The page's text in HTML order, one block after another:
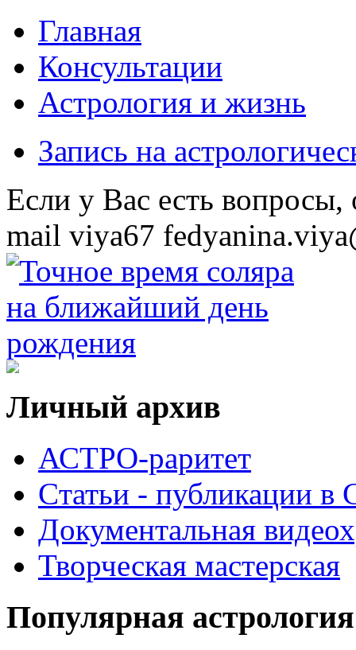
Главная
Консультации
Астрология и жизнь
Запись на
Eсли у Вас есть
mail viya67
Личный архив
АСТРО-раритет
Cтатьи - публикации
Документальная
Творческая мастерская
Популярная астрология